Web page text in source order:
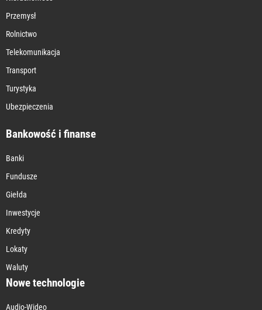
Przemysł
Rolnictwo
Telekomunikacja
Transport
Turystyka
Ubezpieczenia
Bankowość i finanse
Banki
Fundusze
Giełda
Inwestycje
Kredyty
Lokaty
Waluty
Nowe technologie
Audio-Wideo